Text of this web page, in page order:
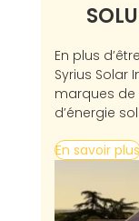
En plus
Syrius Solar
marques
d’énergie
En savoir plus